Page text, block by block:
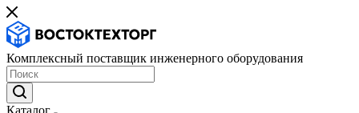
Комплексный поставщик инженерного оборудования
Каталог